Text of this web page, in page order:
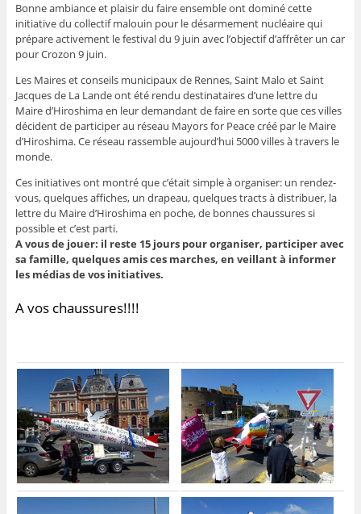
Bonne ambiance et plaisir du faire ensemble ont dominé cette
initiative du collectif malouin pour le désarmement nucléaire qui
prépare activement le festival du 9 juin avec l’objectif d’affrêter un car
pour Crozon 9 juin.
Les Maires et conseils municipaux de Rennes, Saint Malo et Saint
Jacques de La Lande ont été rendu destinataires d’une lettre du
Maire d’Hiroshima en leur demandant de faire en sorte que ces villes
décident de participer au réseau Mayors for Peace créé par le Maire
d’Hiroshima. Ce réseau rassemble aujourd’hui 5000 villes à travers le
monde.
Ces initiatives ont montré que c’était simple à organiser: un rendez-
vous, quelques affiches, un drapeau, quelques tracts à distribuer, la
lettre du Maire d’Hiroshima en poche, de bonnes chaussures si
possible et c’est parti.
A vous de jouer: il reste 15 jours pour organiser, participer avec
sa famille, quelques amis ces marches, en veillant à informer
les médias de vos initiatives.
A vos chaussures!!!!